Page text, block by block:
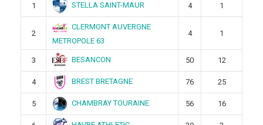
1 STELLA SAINT-MAUR 4 1
2
CLERMONT AUVERGNE
METROPOLE 63
4 1
3 BESANCON 50 12
4 BREST BRETAGNE 76 25
5 CHAMBRAY TOURAINE 56 16